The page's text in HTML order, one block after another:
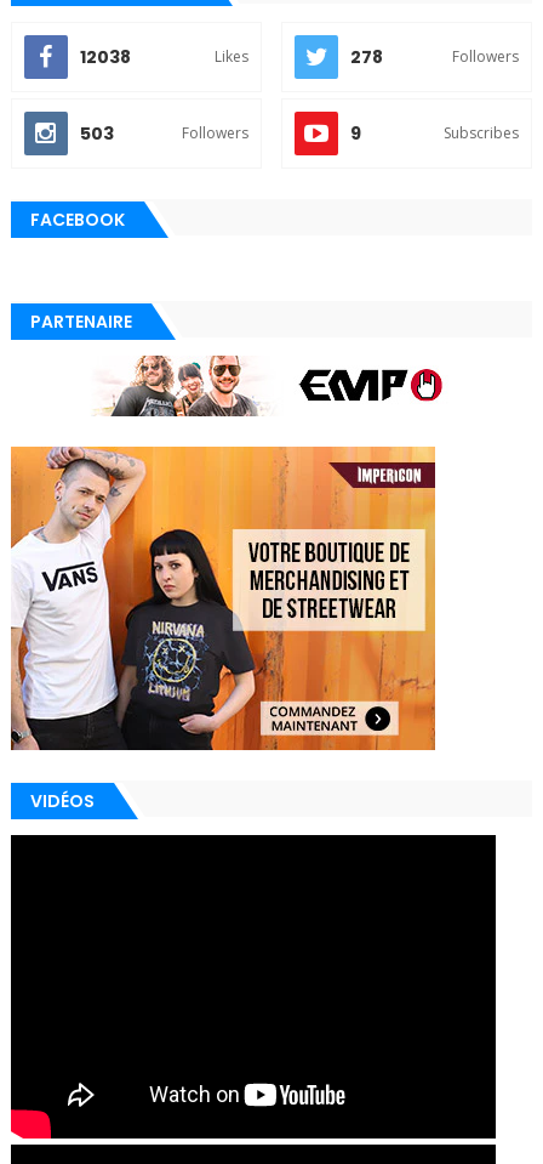
12038 Likes 278 Followers
503 Followers 9 Subscribes
FACEBOOK
PARTENAIRE
VIDÉOS